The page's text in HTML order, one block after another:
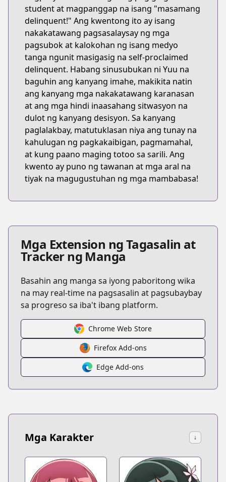
student at magpanggap na isang "masamang
delinquent!" Ang kwentong ito ay isang
nakakatawang pagsasalaysay ng mga
pagsubok at kalokohan ng isang medyo
tanga ngunit masigasig na self-proclaimed
delinquent. Habang sinusubukan ni Yuu na
baguhin ang kanyang imahe, makikita natin
ang kanyang mga nakakatawang karanasan
at ang mga hindi inaasahang sitwasyon na
dulot ng kanyang desisyon. Sa kanyang
paglalakbay, matutuklasan niya ang tunay na
kahulugan ng pagkakaibigan, pagmamahal,
at kung paano maging totoo sa sarili. Ang
kwento ay puno ng tawanan at mga aral na
tiyak na magugustuhan ng mga mambabasa!
Mga Extension ng Tagasalin at
Tracker ng Manga
Basahin ang manga sa iyong paboritong wika
na may real-time na pagsasalin at pagsubaybay
sa progreso sa iba't ibang platform.
Chrome Web Store
Firefox Add-ons
Edge Add-ons
Mga Karakter ↓